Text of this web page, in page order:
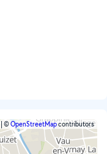
©OpenStreetMapcontributors